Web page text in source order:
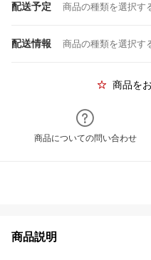
配送予定 商品の種類を選択す
配送情報 商品の種類を選択す
商品を
商品についての問い合わせ
商品説明